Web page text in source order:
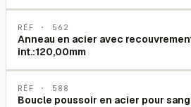
RÉF · 562
Anneau en acier avec
int.:120,00mm
RÉF · 588
Boucle poussoir en acier pour